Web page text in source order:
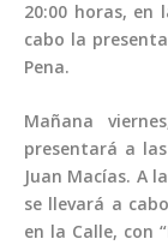
20:00 horas, en
cabo la
Pena.
Mañana
presentará a
Juan Macías. A
se llevará a
en la Calle, con